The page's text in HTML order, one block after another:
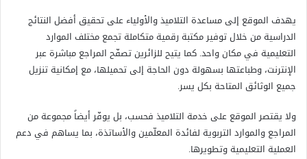
يهدف الموقع إلى مساعدة التلاميذ والأولياء على تحقيق أفضل النتائج
الدراسية من خلال توفير مكتبة رقمية متكاملة تجمع مختلف الموارد
التعليمية في مكان واحد. كما يتيح للزائرين تصفّح المراجع مباشرة عبر
الإنترنت، وطباعتها بسهولة دون الحاجة إلى تحميلها، مع إمكانية تنزيل
جميع الوثائق المتاحة بكل يسر.
ولا يقتصر الموقع على خدمة التلاميذ فحسب، بل يوفّر أيضاً مجموعة من
المراجع والموارد التربوية لفائدة المعلّمين والأساتذة، بما يساهم في دعم
العملية التعليمية وتطويرها.